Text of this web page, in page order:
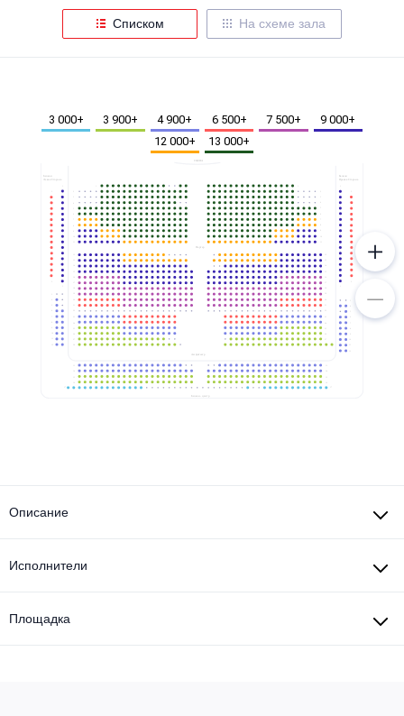
Металл
Списком На схеме зала
Описание
Исполнители
Площадка